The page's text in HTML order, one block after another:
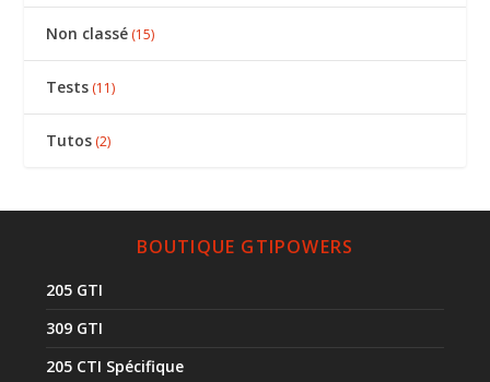
Non classé (15)
Tests (11)
Tutos (2)
BOUTIQUE GTIPOWERS
205 GTI
309 GTI
205 CTI Spécifique